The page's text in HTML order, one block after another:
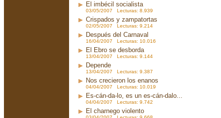
El imbécil socialista
03/05/2007 Lecturas: 8.939
Crispados y zampatortas
02/05/2007 Lecturas: 9.214
Después del Carnaval
16/04/2007 Lecturas: 10.016
El Ebro se desborda
13/04/2007 Lecturas: 9.144
Depende
13/04/2007 Lecturas: 9.387
Nos crecieron los enanos
04/04/2007 Lecturas: 10.019
Es-cán-da-lo, es un es-cán-dalo...
04/04/2007 Lecturas: 9.742
El charnego violento